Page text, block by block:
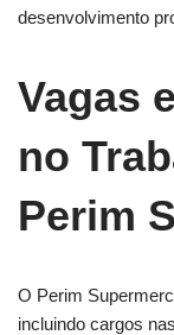
desenvolvimento
Vagas
no
Perim
O Perim
incluindo cargos